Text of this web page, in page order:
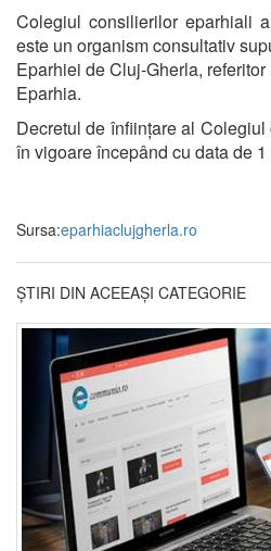
Colegiul consilierilor eparhiali
este un organism consultativ
Eparhiei de Cluj-Gherla,
Eparhia.
Decretul de înființare al
în vigoare începând cu data de
Sursa:eparhiaclujgherla.ro
ȘTIRI DIN ACEEAȘI CATEGORIE